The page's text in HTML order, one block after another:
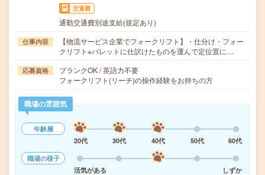
交通費
通勤交通費別途支給(規定あり)
仕事内容
【物流サービス企業でフォークリフト】・仕分け・フォー
クリフト※パレットに仕訳けたものを運んで定位置に…
応募資格
ブランクOK / 英語力不要
フォークリフト(リーチ)の操作経験をお持ちの方
職場の雰囲気
年齢層
20代
30代 40代 50代
60代
職場の様子
活気がある
しずか